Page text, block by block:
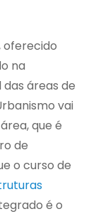
oferecido
na
das áreas de
vai
que é
de
o curso de
é o